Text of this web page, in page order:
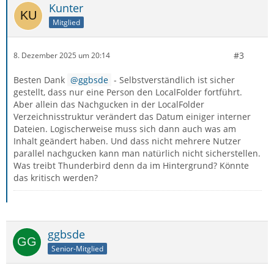
Kunter
Mitglied
8. Dezember 2025 um 20:14 #3
Besten Dank ggbsde - Selbstverständlich ist sicher
gestellt, dass nur eine Person den LocalFolder fortführt.
Aber allein das Nachgucken in der LocalFolder
Verzeichnisstruktur verändert das Datum einiger interner
Dateien. Logischerweise muss sich dann auch was am
Inhalt geändert haben. Und dass nicht mehrere Nutzer
parallel nachgucken kann man natürlich nicht sicherstellen.
Was treibt Thunderbird denn da im Hintergrund? Könnte
das kritisch werden?
ggbsde
Senior-Mitglied